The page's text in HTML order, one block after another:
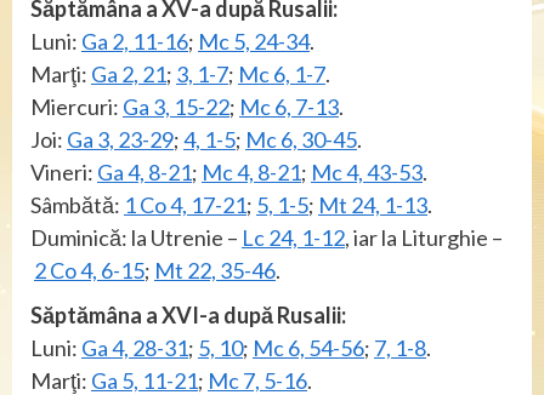
Săptămâna a XV-a după Rusalii:
Luni: Ga 2, 11-16; Mc 5, 24-34.
Marţi: Ga 2, 21; 3, 1-7; Mc 6, 1-7.
Miercuri: Ga 3, 15-22; Mc 6, 7-13.
Joi: Ga 3, 23-29;4, 1-5; Mc 6, 30-45.
Vineri: Ga 4, 8-21; Mc 4, 8-21; Mc 4, 43-53.
Sâmbătă: 1 Co 4, 17-21; 5, 1-5; Mt 24, 1-13.
Duminică: la Utrenie – Lc 24, 1-12, iar la Liturghie –
2 Co 4, 6-15; Mt 22, 35-46.
Săptămâna a XVI-a după Rusalii:
Luni: Ga 4, 28-31; 5, 10; Mc 6, 54-56; 7, 1-8.
Marţi: Ga 5, 11-21; Mc 7, 5-16.